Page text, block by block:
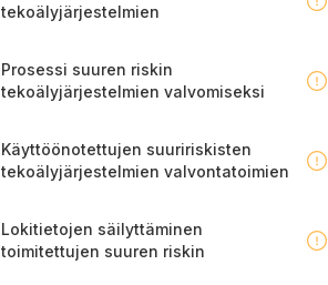
tekoälyjärjestelmien
Prosessi suuren riskin
tekoälyjärjestelmien valvomiseksi
Käyttöönotettujen suuririskisten
tekoälyjärjestelmien valvontatoimien
Lokitietojen säilyttäminen
toimitettujen suuren riskin